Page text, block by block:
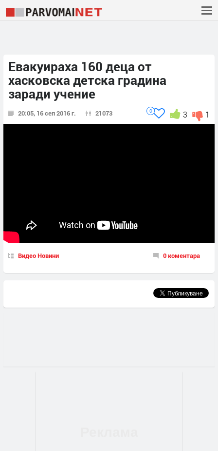
Евакуираха 160 деца от
хасковска детска градина
заради учение
20:05, 16 сеп 2016 г. 21073 1
3
0
Видео Новини 0 коментара